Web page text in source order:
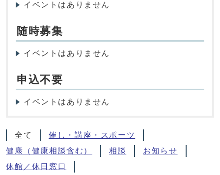
イベントはありません
随時募集
イベントはありません
申込不要
イベントはありません
全て
催し・講座・スポーツ
健康（健康相談含む）
相談
お知らせ
休館／休日窓口